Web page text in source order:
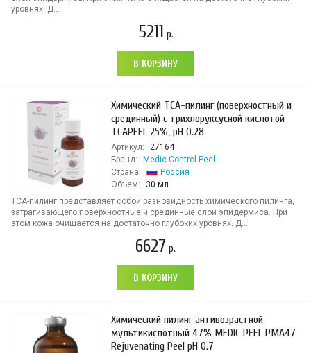
уровнях. Д...
5211 р.
В КОРЗИНУ
Химический ТСА-пилинг (поверхностный и
срединный) с трихлоруксусной кислотой
TСAPEEL 25%, pH 0.28
Артикул:
27164
Бренд:
Medic Control Peel
Страна:
Россия
Объем:
30 мл
ТСА-пилинг представляет собой разновидность химического пилинга,
затрагивающего поверхностные и срединные слои эпидермиса. При
этом кожа очищается на достаточно глубоких уровнях. Д...
6627 р.
В КОРЗИНУ
Химический пилинг антивозрастной
мультикислотный 47% MEDIC PEEL PMA47
Rejuvenating Peel pH 0.7